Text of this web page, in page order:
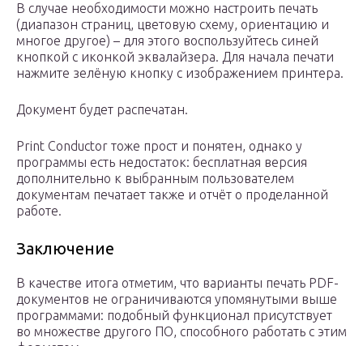
В случае необходимости можно настроить печать
(диапазон страниц, цветовую схему, ориентацию и
многое другое) – для этого воспользуйтесь синей
кнопкой с иконкой эквалайзера. Для начала печати
нажмите зелёную кнопку с изображением принтера.
Документ будет распечатан.
Print Conductor тоже прост и понятен, однако у
программы есть недостаток: бесплатная версия
дополнительно к выбранным пользователем
документам печатает также и отчёт о проделанной
работе.
Заключение
В качестве итога отметим, что варианты печать PDF-
документов не ограничиваются упомянутыми выше
программами: подобный функционал присутствует
во множестве другого ПО, способного работать с этим